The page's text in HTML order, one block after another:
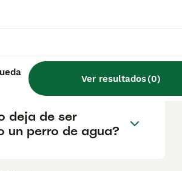
Ver resultados(0)
el carácter de un
deja de ser
un perro de agua?